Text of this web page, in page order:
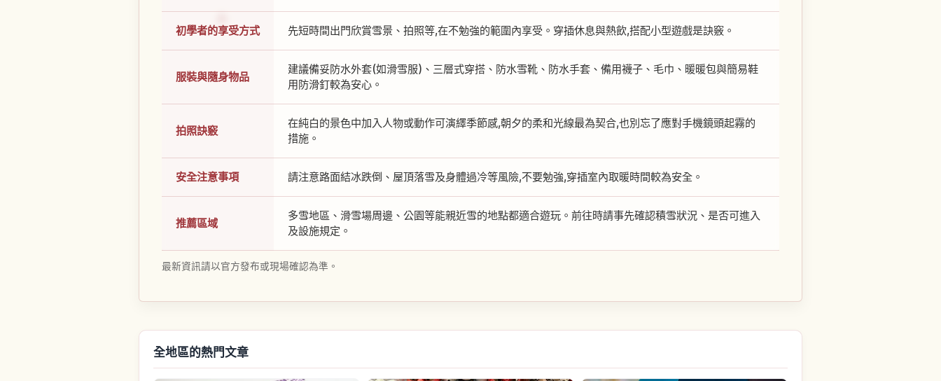
初學者的享受方式 先短時間出門欣賞雪景、拍照等,在不勉強的範圍內享受。穿插休息與熱飲,搭配小型遊戲是訣竅。
服裝與隨身物品
建議備妥防水外套(如滑雪服)、三層式穿搭、防水雪靴、防水手套、備用襪子、毛巾、暖暖包與簡易鞋
用防滑釘較為安心。
拍照訣竅
在純白的景色中加入人物或動作可演繹季節感,朝夕的柔和光線最為契合,也別忘了應對手機鏡頭起霧的
措施。
安全注意事項 請注意路面結冰跌倒、屋頂落雪及身體過冷等風險,不要勉強,穿插室內取暖時間較為安全。
推薦區域
多雪地區、滑雪場周邊、公園等能親近雪的地點都適合遊玩。前往時請事先確認積雪狀況、是否可進入
及設施規定。
最新資訊請以官方發布或現場確認為準。
全地區的熱門文章